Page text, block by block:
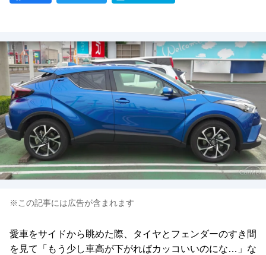
※この記事には広告が含まれます
愛車をサイドから眺めた際、タイヤとフェンダーのすき間
を見て「もう少し車高が下がればカッコいいのにな…」な